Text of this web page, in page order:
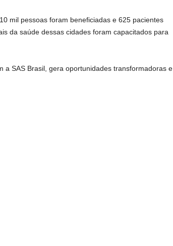
mil pessoas foram beneficiadas e 625 pacientes
da saúde dessas cidades foram capacitados para
a SAS Brasil, gera oportunidades transformadoras e